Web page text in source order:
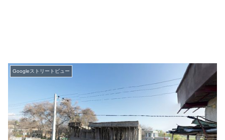
Googleストリートビュー